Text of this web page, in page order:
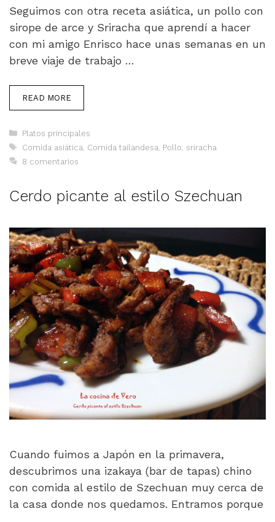
Seguimos con otra receta asiática, un pollo con
sirope de arce y Sriracha que aprendí a hacer
con mi amigo Enrisco hace unas semanas en un
breve viaje de trabajo …
READ MORE
Categorías
Platos principales
Etiquetas
Comida asiática Comida tailandesa Pollo sriracha
8 comentarios
Cerdo picante al estilo Szechuan
Cuando fuimos a Japón en la primavera,
descubrimos una izakaya (bar de tapas) chino
con comida al estilo de Szechuan muy cerca de
la casa donde nos quedamos. Entramos porque